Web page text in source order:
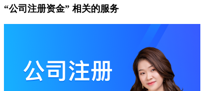
“公司注册资金” 相关的服务